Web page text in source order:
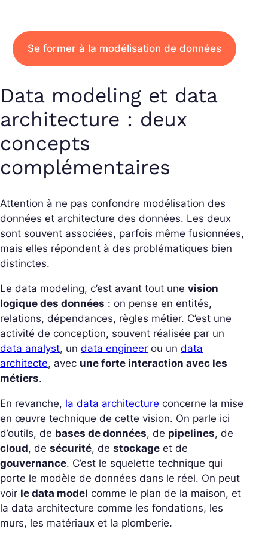
Se former à la modélisation de données
Data modeling et data
architecture : deux
concepts
complémentaires
Attention à ne pas confondre modélisation des
données et architecture des données. Les deux
sont souvent associées, parfois même fusionnées,
mais elles répondent à des problématiques bien
distinctes.
Le data modeling, c’est avant tout une vision
logique des données : on pense en entités,
relations, dépendances, règles métier. C’est une
activité de conception, souvent réalisée par un
data analyst, un data engineer ou un data
architecte, avec une forte interaction avec les
métiers.
En revanche, la data architecture concerne la mise
en œuvre technique de cette vision. On parle ici
d’outils, de bases de données, de pipelines, de
cloud, de sécurité, de stockage et de
gouvernance. C’est le squelette technique qui
porte le modèle de données dans le réel. On peut
voir le data model comme le plan de la maison, et
la data architecture comme les fondations, les
murs, les matériaux et la plomberie.